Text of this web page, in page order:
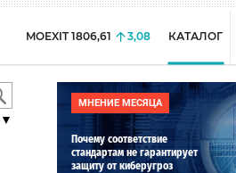
MOEXIT 1806,61 3,08 КАТАЛОГ
МНЕНИЕ МЕСЯЦА
Почему соответствие
стандартам не гарантирует
защиту от киберугроз